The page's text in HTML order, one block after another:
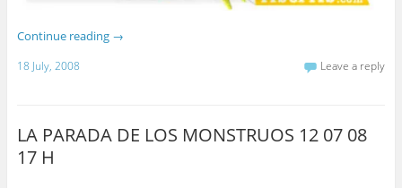
Continue reading →
18 July, 2008 Leave a reply
LA PARADA DE LOS MONSTRUOS 12 07 08
17 H